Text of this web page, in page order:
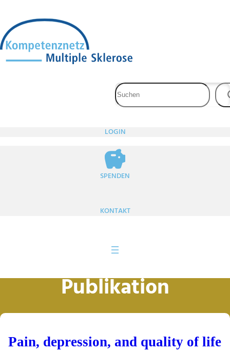
Inhalt
springen
LOGIN
SPENDEN
KONTAKT
Publikation
Pain, depression, and quality of life